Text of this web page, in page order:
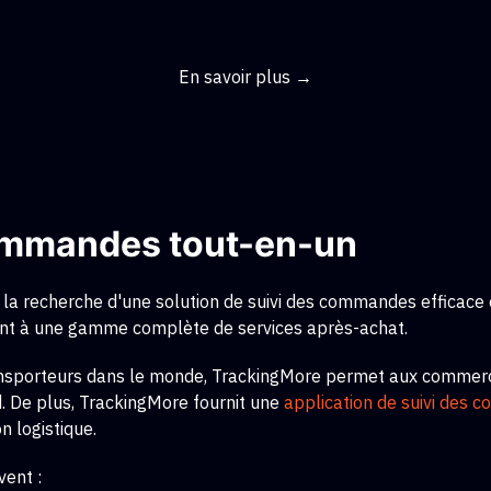
En savoir plus →
tout-en-un
recherche d'une solution de suivi des commandes
à une gamme complète de services après-achat.
dans le monde, TrackingMore permet aux
plus, TrackingMore fournit une application de suivi des
logistique.
: